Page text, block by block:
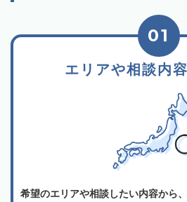
エリアや相談内
01
希望のエリアや相談したい内容から